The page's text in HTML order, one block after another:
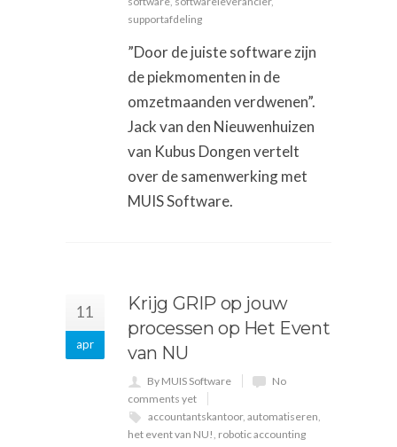
supportafdeling
”Door de juiste software zijn
de piekmomenten in de
omzetmaanden verdwenen”.
Jack van den Nieuwenhuizen
van Kubus Dongen vertelt
over de samenwerking met
MUIS Software.
11
apr
Krijg GRIP op jouw
processen op Het Event
van NU
By MUIS Software
No
comments yet
accountantskantoor, automatiseren,
het event van NU!, robotic accounting